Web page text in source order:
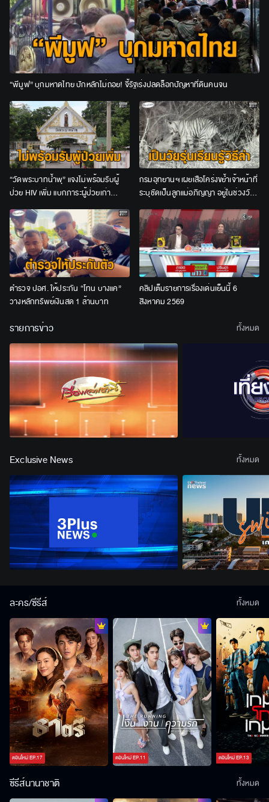
“พีมูฟ” บุกมหาดไทย ปักหลักไม่ถอย! จี้รัฐเร่งปลดล็อกปัญหาที่ดินคนจน
“วัดพระบาทน้ำพุ” แจงไม่พร้อมรับผู้
ป่วย HIV เพิ่ม แบกภาระผู้ป่วยเก่า
จนท.อีกกว่า 200 ชีวิต
กรมอุทยานฯ เผยเสือโคร่งขย้ำเจ้าหน้าที่
ระบุชัดเป็นลูกแม่อภิญญา อยู่ในช่วงวัย
รุ่น ชี้ไม่เข้าข่าย “เสือกินคน”
ตำรวจ ปอศ. ให้ประกัน “โทน บางแค”
วางหลักทรัพย์เงินสด 1 ล้านบาท
คลิปเต็มรายการเรื่องเด่นเย็นนี้ 6
สิงหาคม 2569
รายการข่าว ทั้งหมด
Exclusive News ทั้งหมด
ละคร/ซีรีส์
ตอนใหม่EP.17 ตอนใหม่EP.11 ตอนใหม่EP.13
ทั้งหมด
ซีรีส์นานาชาติ ทั้งหมด